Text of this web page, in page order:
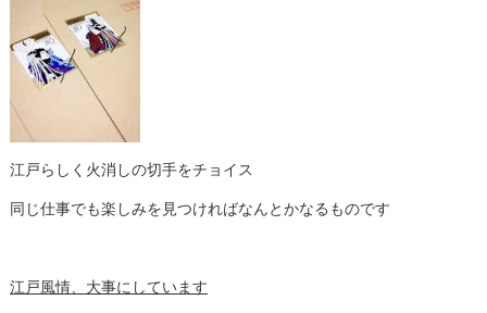
江戸らしく火消しの切手をチョイス
同じ仕事でも楽しみを見つければなんとかなるものです
江戸風情、大事にしています